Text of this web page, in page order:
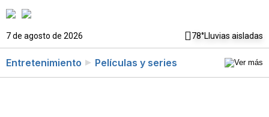
7 de agosto de 2026 78°Lluvias aisladas
Entretenimiento Películas y series